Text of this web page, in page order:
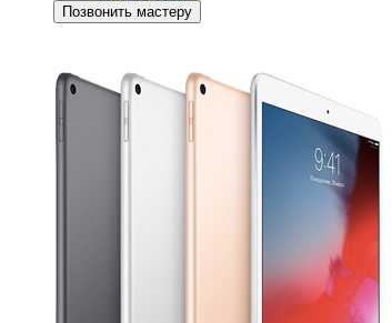
Позвонить мастеру